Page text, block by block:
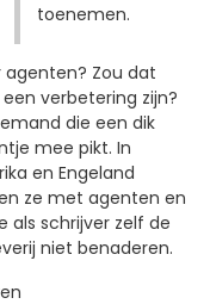
toenemen.
agenten? Zou dat
verbetering zijn?
die een dik
mee pikt. In
en Engeland
ze met agenten en
als schrijver zelf de
niet benaderen.